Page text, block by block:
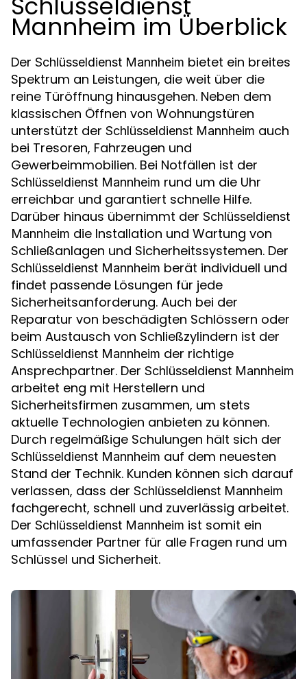
Mannheim im Überblick
Der Schlüsseldienst Mannheim bietet ein breites
Spektrum an Leistungen, die weit über die
reine Türöffnung hinausgehen. Neben dem
klassischen Öffnen von Wohnungstüren
unterstützt der Schlüsseldienst Mannheim auch
bei Tresoren, Fahrzeugen und
Gewerbeimmobilien. Bei Notfällen ist der
Schlüsseldienst Mannheim rund um die Uhr
erreichbar und garantiert schnelle Hilfe.
Darüber hinaus übernimmt der Schlüsseldienst
Mannheim die Installation und Wartung von
Schließanlagen und Sicherheitssystemen. Der
Schlüsseldienst Mannheim berät individuell und
findet passende Lösungen für jede
Sicherheitsanforderung. Auch bei der
Reparatur von beschädigten Schlössern oder
beim Austausch von Schließzylindern ist der
Schlüsseldienst Mannheim der richtige
Ansprechpartner. Der Schlüsseldienst Mannheim
arbeitet eng mit Herstellern und
Sicherheitsfirmen zusammen, um stets
aktuelle Technologien anbieten zu können.
Durch regelmäßige Schulungen hält sich der
Schlüsseldienst Mannheim auf dem neuesten
Stand der Technik. Kunden können sich darauf
verlassen, dass der Schlüsseldienst Mannheim
fachgerecht, schnell und zuverlässig arbeitet.
Der Schlüsseldienst Mannheim ist somit ein
umfassender Partner für alle Fragen rund um
Schlüssel und Sicherheit.